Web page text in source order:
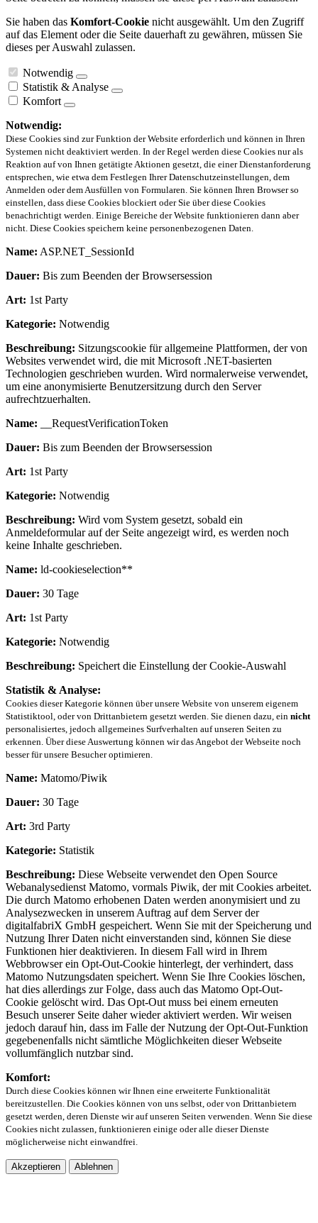
Sie haben das Komfort-Cookie nicht ausgewählt. Um den Zugriff
auf das Element oder die Seite dauerhaft zu gewähren, müssen Sie
dieses per Auswahl zulassen.
Notwendig
Statistik & Analyse
Komfort
Notwendig:
Diese Cookies sind zur Funktion der Website erforderlich und können in Ihren
Systemen nicht deaktiviert werden. In der Regel werden diese Cookies nur als
Reaktion auf von Ihnen getätigte Aktionen gesetzt, die einer Dienstanforderung
entsprechen, wie etwa dem Festlegen Ihrer Datenschutzeinstellungen, dem
Anmelden oder dem Ausfüllen von Formularen. Sie können Ihren Browser so
einstellen, dass diese Cookies blockiert oder Sie über diese Cookies
benachrichtigt werden. Einige Bereiche der Website funktionieren dann aber
nicht. Diese Cookies speichern keine personenbezogenen Daten.
Name: ASP.NET_SessionId
Dauer: Bis zum Beenden der Browsersession
Art: 1st Party
Kategorie: Notwendig
Beschreibung: Sitzungscookie für allgemeine Plattformen, der von
Websites verwendet wird, die mit Microsoft .NET-basierten
Technologien geschrieben wurden. Wird normalerweise verwendet,
um eine anonymisierte Benutzersitzung durch den Server
aufrechtzuerhalten.
Name: __RequestVerificationToken
Dauer: Bis zum Beenden der Browsersession
Art: 1st Party
Kategorie: Notwendig
Beschreibung: Wird vom System gesetzt, sobald ein
Anmeldeformular auf der Seite angezeigt wird, es werden noch
keine Inhalte geschrieben.
Name: ld-cookieselection**
Dauer: 30 Tage
Art: 1st Party
Kategorie: Notwendig
Beschreibung: Speichert die Einstellung der Cookie-Auswahl
Statistik & Analyse:
Cookies dieser Kategorie können über unsere Website von unserem eigenem
Statistiktool, oder von Drittanbietern gesetzt werden. Sie dienen dazu, ein nicht
personalisiertes, jedoch allgemeines Surfverhalten auf unseren Seiten zu
erkennen. Über diese Auswertung können wir das Angebot der Webseite noch
besser für unsere Besucher optimieren.
Name: Matomo/Piwik
Dauer: 30 Tage
Art: 3rd Party
Kategorie: Statistik
Beschreibung: Diese Webseite verwendet den Open Source
Webanalysedienst Matomo, vormals Piwik, der mit Cookies arbeitet.
Die durch Matomo erhobenen Daten werden anonymisiert und zu
Analysezwecken in unserem Auftrag auf dem Server der
digitalfabriX GmbH gespeichert. Wenn Sie mit der Speicherung und
Nutzung Ihrer Daten nicht einverstanden sind, können Sie diese
Funktionen hier deaktivieren. In diesem Fall wird in Ihrem
Webbrowser ein Opt-Out-Cookie hinterlegt, der verhindert, dass
Matomo Nutzungsdaten speichert. Wenn Sie Ihre Cookies löschen,
hat dies allerdings zur Folge, dass auch das Matomo Opt-Out-
Cookie gelöscht wird. Das Opt-Out muss bei einem erneuten
Besuch unserer Seite daher wieder aktiviert werden. Wir weisen
jedoch darauf hin, dass im Falle der Nutzung der Opt-Out-Funktion
gegebenenfalls nicht sämtliche Möglichkeiten dieser Webseite
vollumfänglich nutzbar sind.
Komfort:
Durch diese Cookies können wir Ihnen eine erweiterte Funktionalität
bereitzustellen. Die Cookies können von uns selbst, oder von Drittanbietern
gesetzt werden, deren Dienste wir auf unseren Seiten verwenden. Wenn Sie diese
Cookies nicht zulassen, funktionieren einige oder alle dieser Dienste
möglicherweise nicht einwandfrei.
Akzeptieren Ablehnen